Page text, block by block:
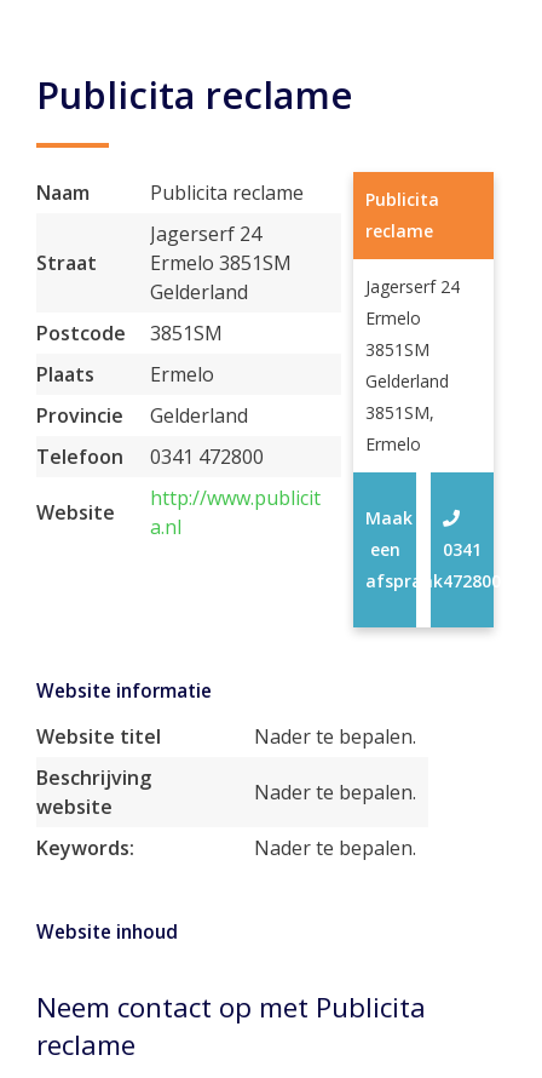
Publicita reclame
Naam Publicita reclame
Straat
Jagerserf 24
Ermelo 3851SM
Gelderland
Postcode
3851SM
Plaats
Ermelo
Provincie
Gelderland
Telefoon
0341 472800
Website
http://www.publicit
a.nl
Publicita
reclame
Jagerserf 24
Ermelo
3851SM
Gelderland
3851SM,
Ermelo
0341
472800
Maak
een
afspraak
Website informatie
Website titel
Nader te bepalen.
Beschrijving
website
Nader te bepalen.
Keywords: Nader te bepalen.
Website inhoud
Neem contact op met Publicita
reclame